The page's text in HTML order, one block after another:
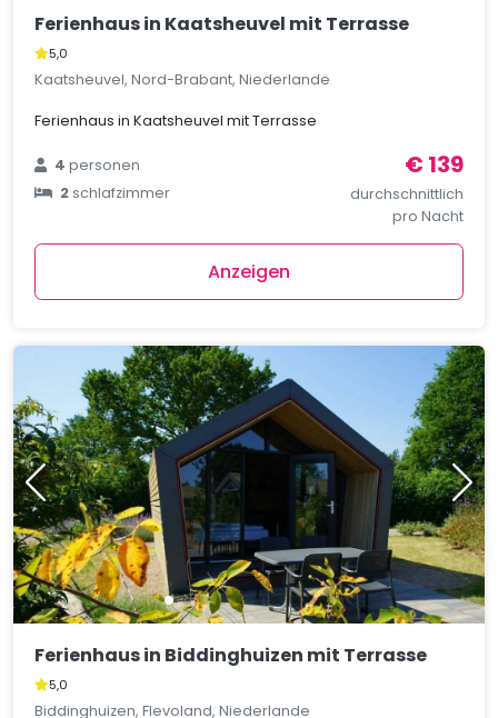
Ferienhaus in Kaatsheuvel mit Terrasse
5,0
Kaatsheuvel, Nord-Brabant, Niederlande
Ferienhaus in Kaatsheuvel mit Terrasse
4personen
2schlafzimmer
€ 139
durchschnittlich
pro Nacht
Anzeigen
Ferienhaus in Biddinghuizen mit Terrasse
5,0
Biddinghuizen, Flevoland, Niederlande